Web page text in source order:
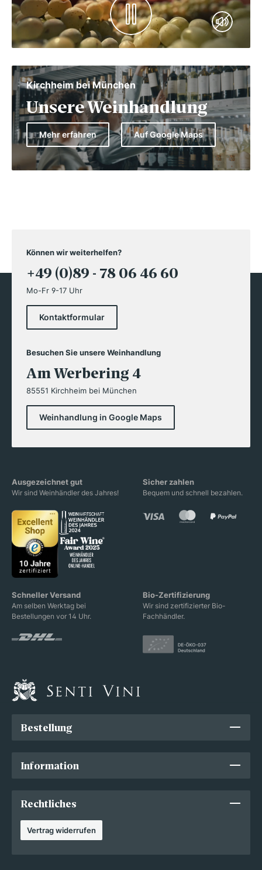
Kirchheim bei München
Unsere Weinhandlung
Mehr erfahren Auf Google Maps
Können wir weiterhelfen?
+49 (0)89 - 78 06 46 60
Mo-Fr 9-17 Uhr
Kontaktformular
Besuchen Sie unsere Weinhandlung
Am Werbering 4
85551 Kirchheim bei München
Weinhandlung in Google Maps
Ausgezeichnet gut
Wir sind Weinhändler des Jahres!
Sicher zahlen
Bequem und schnell bezahlen.
Schneller Versand
Am selben Werktag bei
Bestellungen vor 14 Uhr.
Bio-Zertifizierung
Wir sind zertifizierter Bio-
Fachhändler.
Bestellung
Information
Rechtliches
Vertrag widerrufen